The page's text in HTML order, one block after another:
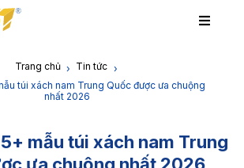
Trang chủ › Tin tức ›
túi xách nam Trung Quốc được ưa chuộng
nhất 2026
mẫu túi xách nam Trung
ưa chuộng nhất 2026